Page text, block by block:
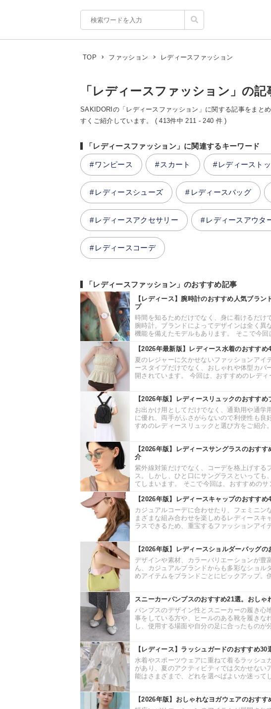
TOP ファッション レディースファッション
「レディースファッション」の記
SAKIDORIの「レディースファッション」に関する記事をまと
すくご紹介しています。 ( 413件中 211 - 240 件 )
「レディースファッション」に関連するキーワード
ワンピース スカート レディースト
レディースシューズ レディースバッグ
レディースアクセサリー レディースアウタ
レディースコーデ
「レディースファッション」のおすすめ記事
【レディース】腕時計のおすすめ人気ブラ
プ
時間を知るためだけでなく、身に着けるだけ
腕時計。ブランドによってデザインは全く異
機能を備えたモデルもあります。 そこで今回
【2026年最新版】レディース水着のおすす
夏のレジャーに欠かせないファッションア
ースタイプだけでなく、おしゃれや体型カバ
開されています。 今回は、おすすめのレデ
【2026年版】レディースリュックのおすす
お出かけ用としてだけでなく、通勤用や通学
に優れ、両手がふさがらないので利便性も
すめのレディースリュックと選び方をご紹介
【2026年版】レディースサングラスのおす
介
紫外線対策だけでなく、コーデを格上げする
ス。しかし、ひと口にサングラスといっても
てしまいます。 そこで今回は、おすすめの
【2026年版】レディースキャップのおすす
カジュアルコーデに合わせたり、フェミニン
まざまな組み合わせを楽しめるレディース
ラスできるため、重宝するファッションアイ
【2026年版】レディースショルダーバッグ
デザインや素材、カラーバリエーションが豊
ん、カジュアルブランドからも多彩なショ
めアイテムをブランドごとにピックアップ。
スニーカーパンプスのおすすめ21選。おし
パンプスのデザイン性とスニーカーの履き心
事をしている方や、ヒールのある靴を履きな
し、使用する場面や自分の足に合ったものが
【レディース】ラッシュガードのおすすめ
水着やスポーツウェアに重ねて着るラッシュ
があり、夏のアクティビティでは欠かせな
能はさまざまで、どれを選べばよいか迷って
【2026年版】おしゃれなヨガウェアのおす